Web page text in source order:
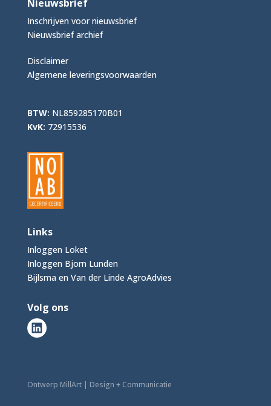
Nieuwsbrief
Inschrijven voor nieuwsbrief
Nieuwsbrief archief
Disclaimer
Algemene leveringsvoorwaarden
BTW: NL859285170B01
KvK: 72915536
Links
Inloggen Loket
Inloggen Bjorn Lunden
Bijlsma en Van der Linde AgroAdvies
Volg ons
Ontwerp MillArt | Design + Communicatie